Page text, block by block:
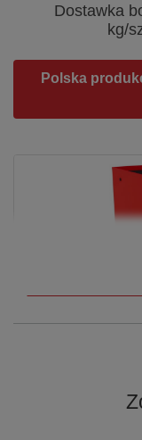
Dostawka
kg/
Polska